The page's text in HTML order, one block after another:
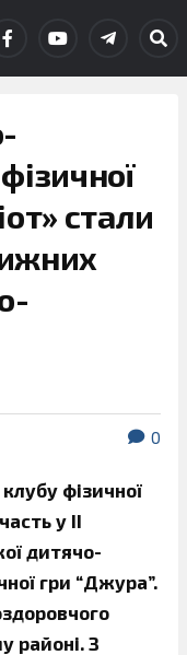
стали
0
фізичної
у ІІ
дитячо-
гри “Джура”.
районі. З